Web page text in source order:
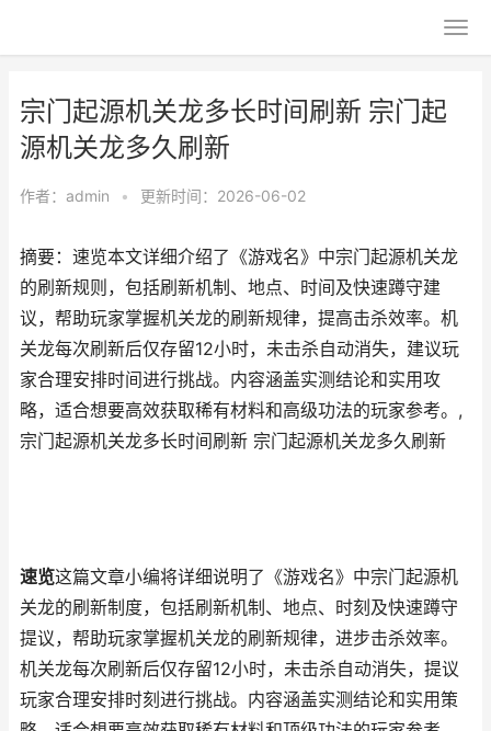
宗门起源机关龙多长时间刷新 宗门起
源机关龙多久刷新
作者： admin • 更新时间：2026-06-02
摘要：速览本文详细介绍了《游戏名》中宗门起源机关龙
的刷新规则，包括刷新机制、地点、时间及快速蹲守建
议，帮助玩家掌握机关龙的刷新规律，提高击杀效率。机
关龙每次刷新后仅存留12小时，未击杀自动消失，建议玩
家合理安排时间进行挑战。内容涵盖实测结论和实用攻
略，适合想要高效获取稀有材料和高级功法的玩家参考。,
宗门起源机关龙多长时间刷新 宗门起源机关龙多久刷新
速览这篇文章小编将详细说明了《游戏名》中宗门起源机
关龙的刷新制度，包括刷新机制、地点、时刻及快速蹲守
提议，帮助玩家掌握机关龙的刷新规律，进步击杀效率。
机关龙每次刷新后仅存留12小时，未击杀自动消失，提议
玩家合理安排时刻进行挑战。内容涵盖实测结论和实用策